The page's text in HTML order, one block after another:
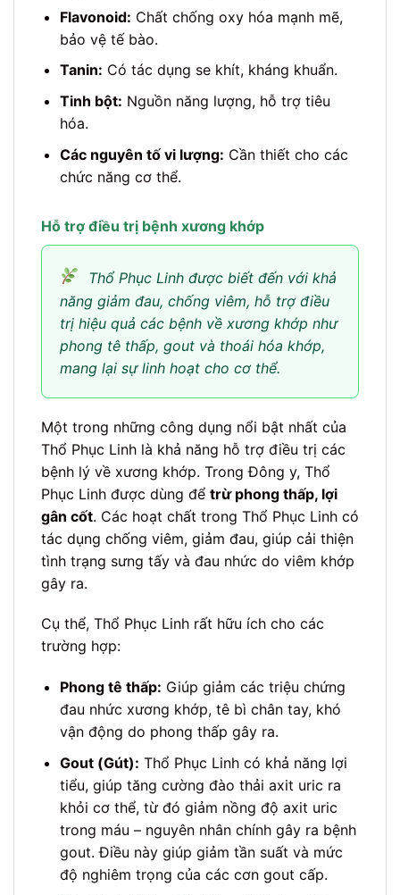
Flavonoid: Chất chống oxy hóa mạnh mẽ,
bảo vệ tế bào.
Tanin: Có tác dụng se khít, kháng khuẩn.
Tinh bột: Nguồn năng lượng, hỗ trợ tiêu
hóa.
Các nguyên tố vi lượng: Cần thiết cho các
chức năng cơ thể.
Hỗ trợ điều trị bệnh xương khớp
Thổ Phục Linh được biết đến với khả
năng giảm đau, chống viêm, hỗ trợ điều
trị hiệu quả các bệnh về xương khớp như
phong tê thấp, gout và thoái hóa khớp,
mang lại sự linh hoạt cho cơ thể.
Một trong những công dụng nổi bật nhất của
Thổ Phục Linh là khả năng hỗ trợ điều trị các
bệnh lý về xương khớp. Trong Đông y, Thổ
Phục Linh được dùng để trừ phong thấp, lợi
gân cốt. Các hoạt chất trong Thổ Phục Linh có
tác dụng chống viêm, giảm đau, giúp cải thiện
tình trạng sưng tấy và đau nhức do viêm khớp
gây ra.
Cụ thể, Thổ Phục Linh rất hữu ích cho các
trường hợp:
Phong tê thấp: Giúp giảm các triệu chứng
đau nhức xương khớp, tê bì chân tay, khó
vận động do phong thấp gây ra.
Gout (Gút): Thổ Phục Linh có khả năng lợi
tiểu, giúp tăng cường đào thải axit uric ra
khỏi cơ thể, từ đó giảm nồng độ axit uric
trong máu – nguyên nhân chính gây ra bệnh
gout. Điều này giúp giảm tần suất và mức
độ nghiêm trọng của các cơn gout cấp.